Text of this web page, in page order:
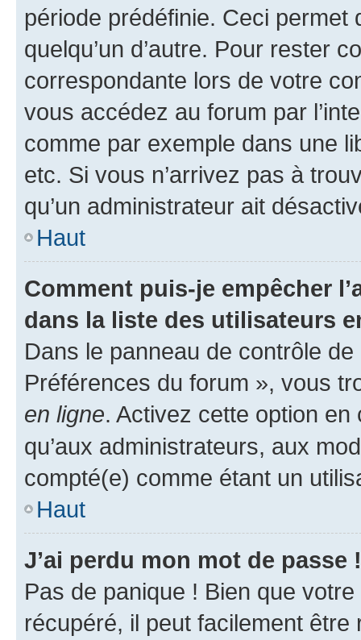
période prédéfinie. Ceci permet
quelqu’un d’autre. Pour rester
correspondante lors de votre
vous accédez au forum par
comme par exemple dans une
etc. Si vous n’arrivez pas à
qu’un administrateur ait
Haut
Comment puis-je empêcher
dans la liste des utilisateurs
Dans le panneau de contrôle
Préférences du forum », vous
en ligne. Activez cette option
qu’aux administrateurs, aux
compté(e) comme étant un
Haut
J’ai perdu mon mot de passe !
Pas de panique ! Bien que
récupéré, il peut facilement